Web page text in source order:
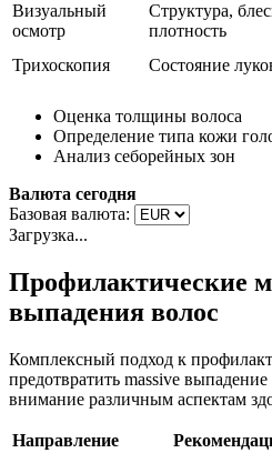
Визуальный
осмотр
Структура,
плотность
Трихоскопия
Состояние
Оценка толщины волоса
Определение типа кожи
Анализ себорейных зон
Валюта сегодня
Базовая валюта:
Загрузка...
Профилактические
выпадения волос
Комплексный подход к
предотвратить massive
внимание различным аспектам
Направление